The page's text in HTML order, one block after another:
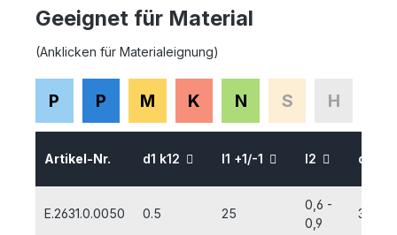
Geeignet für Material
(Anklicken für Materialeignung)
P P M K N S H
Artikel-Nr. d1 k12 l1 +1/-1 l2 d2 H7
E.2631.0.0050 0.5 25
0,6 -
0,9
3,15